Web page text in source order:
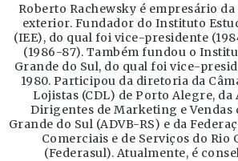
Roberto Rachewsky é empresário
exterior. Fundador do Instituto
(IEE), do qual foi vice-presidente
(1986-87). Também fundou o
Grande do Sul, do qual foi vice-
1980. Participou da diretoria da
Lojistas (CDL) de Porto Alegre, da
Dirigentes de Marketing e Vendas
Grande do Sul (ADVB-RS) e da
Comerciais e de Serviços do Rio
(Federasul). Atualmente, é